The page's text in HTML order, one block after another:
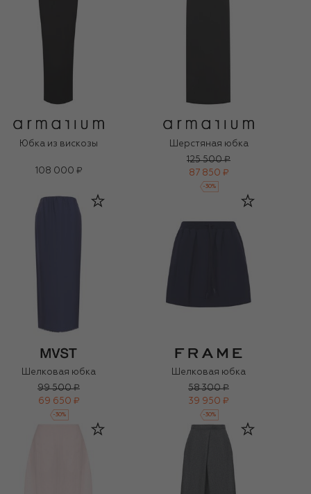
Юбка из вискозы
108 000 ₽
Шерстяная юбка
125 500 ₽
87 850 ₽
-30%
Шелковая юбка
99 500 ₽
69 650 ₽
-30%
Шелковая юбка
58 300 ₽
39 950 ₽
-30%